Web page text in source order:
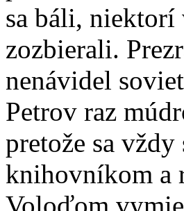
sa báli, niektorí
zozbierali.
nenávidel
Petrov raz
pretože sa
knihovníkom a
Voloďom